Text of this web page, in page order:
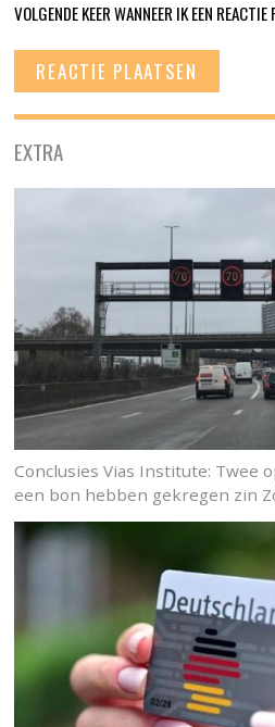
VOLGENDE KEER WANNEER IK EEN REACTIE
EXTRA
Conclusies Vias Institute: Twee
een bon hebben gekregen zin